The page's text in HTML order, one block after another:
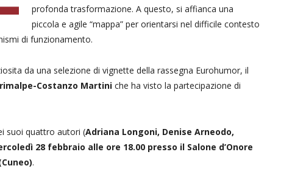
profonda trasformazione. A questo, si affianca una
piccola e agile “mappa” per orientarsi nel difficile contesto
di funzionamento.
da una selezione di vignette della rassegna Eurohumor, il
Costanzo Martini che ha visto la partecipazione di
suoi quattro autori (Adriana Longoni, Denise Arneodo,
28 febbraio alle ore 18.00 presso il Salone d’Onore
.